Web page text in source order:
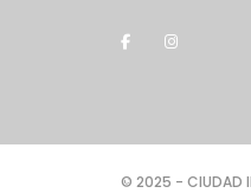
© 2025 - CIUDAD